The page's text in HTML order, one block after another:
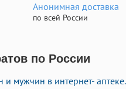
Анонимная доставка
по всей России
по России
мужчин в интернет- аптеке.